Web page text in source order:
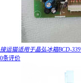
接运猫适用于晶弘冰箱BCD-
0条评价